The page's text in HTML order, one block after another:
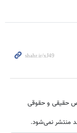
حقیقی و حقوقی
منتشر نمی‌شود.